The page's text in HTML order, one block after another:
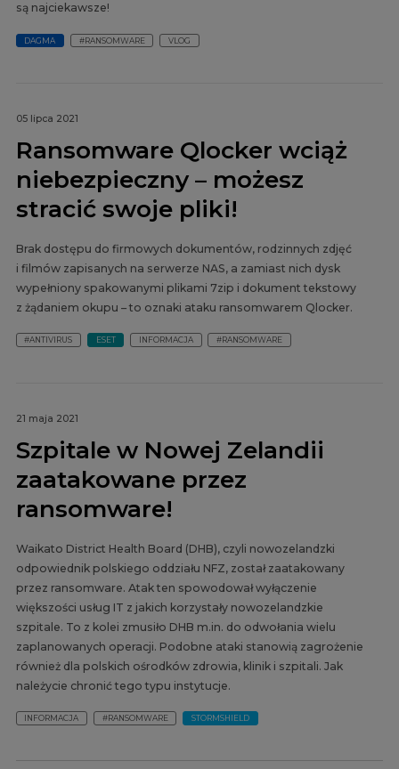
są najciekawsze!
DAGMA #RANSOMWARE VLOG
05 lipca 2021
Ransomware Qlocker wciąż
niebezpieczny – możesz
stracić swoje pliki!
Brak dostępu do firmowych dokumentów, rodzinnych zdjęć
i filmów zapisanych na serwerze NAS, a zamiast nich dysk
wypełniony spakowanymi plikami 7zip i dokument tekstowy
z żądaniem okupu – to oznaki ataku ransomwarem Qlocker.
#ANTIVIRUS ESET INFORMACJA #RANSOMWARE
21 maja 2021
Szpitale w Nowej Zelandii
zaatakowane przez
ransomware!
Waikato District Health Board (DHB), czyli nowozelandzki
odpowiednik polskiego oddziału NFZ, został zaatakowany
przez ransomware. Atak ten spowodował wyłączenie
większości usług IT z jakich korzystały nowozelandzkie
szpitale. To z kolei zmusiło DHB m.in. do odwołania wielu
zaplanowanych operacji. Podobne ataki stanowią zagrożenie
również dla polskich ośrodków zdrowia, klinik i szpitali. Jak
należycie chronić tego typu instytucje.
INFORMACJA #RANSOMWARE STORMSHIELD